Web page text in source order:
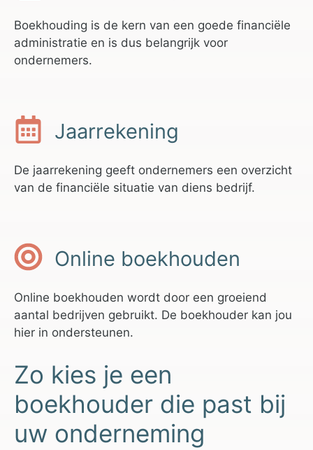
Boekhouding is de kern van een goede financiële
administratie en is dus belangrijk voor
ondernemers.
Jaarrekening
De jaarrekening geeft ondernemers een overzicht
van de financiële situatie van diens bedrijf.
Online boekhouden
Online boekhouden wordt door een groeiend
aantal bedrijven gebruikt. De boekhouder kan jou
hier in ondersteunen.
Zo kies je een
boekhouder die past bij
uw onderneming